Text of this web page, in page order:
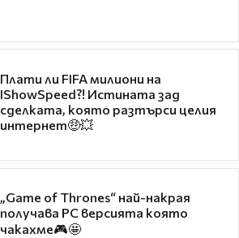
Плати ли FIFA милиони на
IShowSpeed?! Истината зад
сделката, която разтърси целия
интернет🤑💥
„Game of Thrones“ най-накрая
получава PC версията която
чакахме🎮🤩